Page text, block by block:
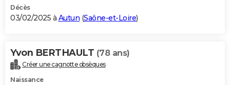
Décès
03/02/2025 à Autun (Saône-et-Loire)
Yvon BERTHAULT (78 ans)
Créer une cagnotte obsèques
Naissance